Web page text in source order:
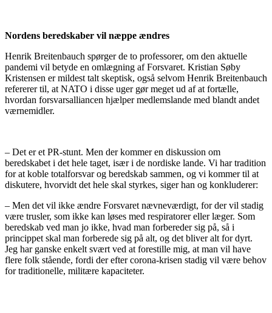
Nordens beredskaber vil næppe ændres
Henrik Breitenbauch spørger de to professorer, om den aktuelle
pandemi vil betyde en omlægning af Forsvaret. Kristian Søby
Kristensen er mildest talt skeptisk, også selvom Henrik Breitenbauch
refererer til, at NATO i disse uger gør meget ud af at fortælle,
hvordan forsvarsalliancen hjælper medlemslande med blandt andet
værnemidler.
– Det er et PR-stunt. Men der kommer en diskussion om
beredskabet i det hele taget, især i de nordiske lande. Vi har tradition
for at koble totalforsvar og beredskab sammen, og vi kommer til at
diskutere, hvorvidt det hele skal styrkes, siger han og konkluderer:
– Men det vil ikke ændre Forsvaret nævneværdigt, for der vil stadig
være trusler, som ikke kan løses med respiratorer eller læger. Som
beredskab ved man jo ikke, hvad man forbereder sig på, så i
princippet skal man forberede sig på alt, og det bliver alt for dyrt.
Jeg har ganske enkelt svært ved at forestille mig, at man vil have
flere folk stående, fordi der efter corona-krisen stadig vil være behov
for traditionelle, militære kapaciteter.